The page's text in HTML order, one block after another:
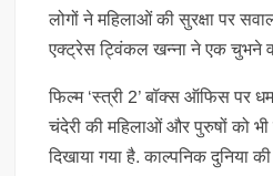
लोगों ने महिलाओं की सुरक्षा पर
एक्ट्रेस ट्विंकल खन्ना ने एक चुभने
फिल्म ‘स्त्री 2’ बॉक्स ऑफिस पर
चंदेरी की महिलाओं और पुरुषों को
दिखाया गया है. काल्पनिक दुनिया